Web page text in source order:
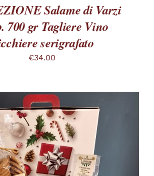
NELLA
PAGINA
DEL
PRODOTTO
Salame di Varzi
700 gr Tagliere Vino
serigrafato
€34.00
SCEGLI QUESTO
/